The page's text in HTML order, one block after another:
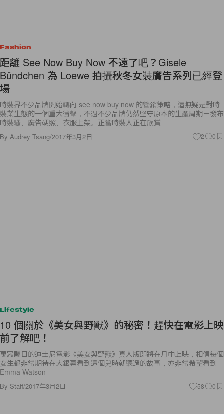
Fashion
距離 See Now Buy Now 不遠了吧？Gisele
Bündchen 為 Loewe 拍攝秋冬女裝廣告系列已經登
場
時裝界不少品牌開始轉向 see now buy now 的營銷策略，這無疑是對時
裝業生態的一個重大衝擊，不過不少品牌仍然堅守原本的生產周期－發布
時裝騷、廣告硬照、衣服上架。正當時裝人正在欣賞
By Audrey Tsang/2017年3月2日 2 0
Lifestyle
10 個關於《美女與野獸》的秘密！趕快在電影上映
前了解吧！
萬眾矚目的迪士尼電影《美女與野獸》真人版即將在月中上映，相信每個
女生都非常期待在大銀幕看到這個兒時就聽過的故事，亦非常希望看到
Emma Watson
By Staff/2017年3月2日 58 0